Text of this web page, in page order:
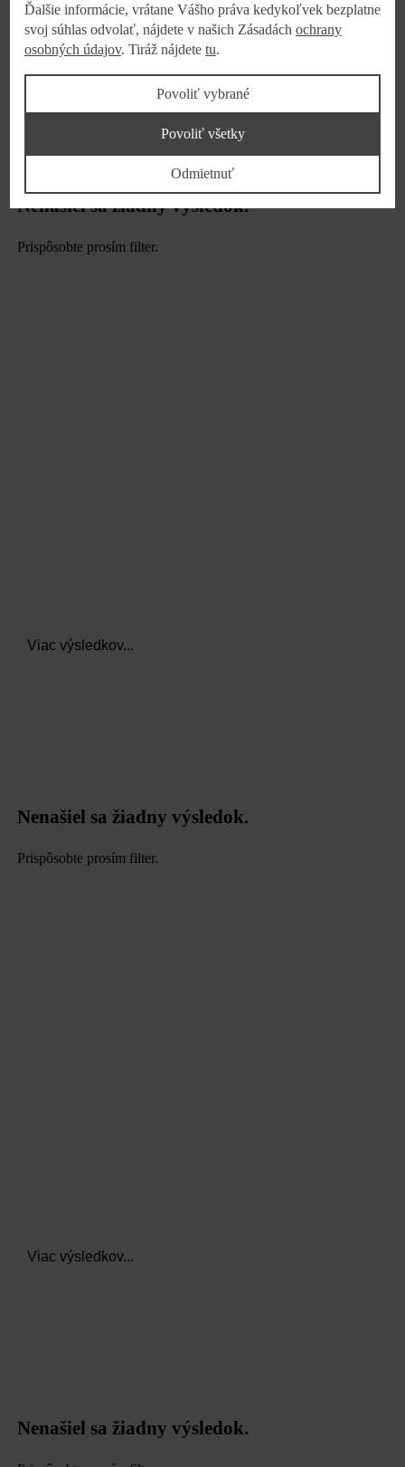
Viac výsledkov...
Nenašiel sa žiadny výsledok.
Prispôsobte prosím filter.
Viac výsledkov...
Nenašiel sa žiadny výsledok.
Prispôsobte prosím filter.
Viac výsledkov...
Nenašiel sa žiadny výsledok.
Ďalšie informácie, vrátane Vášho práva kedykoľvek bezplatne
svoj súhlas odvolať, nájdete v našich Zásadách ochrany
osobných údajov. Tiráž nájdete tu.
Povoliť vybrané
Odmietnuť
Povoliť všetky